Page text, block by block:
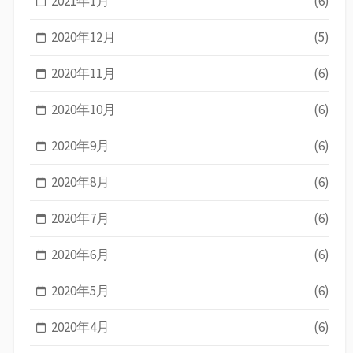
2020年12月 (5)
2020年11月 (6)
2020年10月 (6)
2020年9月 (6)
2020年8月 (6)
2020年7月 (6)
2020年6月 (6)
2020年5月 (6)
2020年4月 (6)